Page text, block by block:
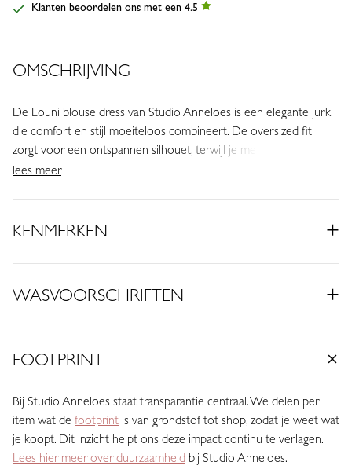
Klanten beoordelen ons met een 4.5
OMSCHRIJVING
De Louni blouse dress van Studio Anneloes is een elegante jurk
die comfort en stijl moeiteloos combineert. De oversized fit
zorgt voor een ontspannen silhouet, terwijl je met het
bijpassende ceintuur eenvoudig je taille accentueert. Gemaakt
• Oversized fit
• Omslagmouw
• Bijpassend ceintuur
Deze donkerblauwe jurk is een tijdloze keuze voor iedere
gelegenheid. Donkerblauw straalt autoriteit en betrouwbaarheid
uit en vormt een sterke basis in je garderobe. De kleur laat zich
lees meer
KENMERKEN
WASVOORSCHRIFTEN
FOOTPRINT
Bij Studio Anneloes staat transparantie centraal. We delen per
item wat de footprint is van grondstof tot shop, zodat je weet wat
je koopt. Dit inzicht helpt ons deze impact continu te verlagen.
Lees hier meer over duurzaamheid bij Studio Anneloes.